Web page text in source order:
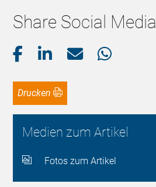
Share Social Media
Drucken
Medien zum Artikel
Fotos zum Artikel